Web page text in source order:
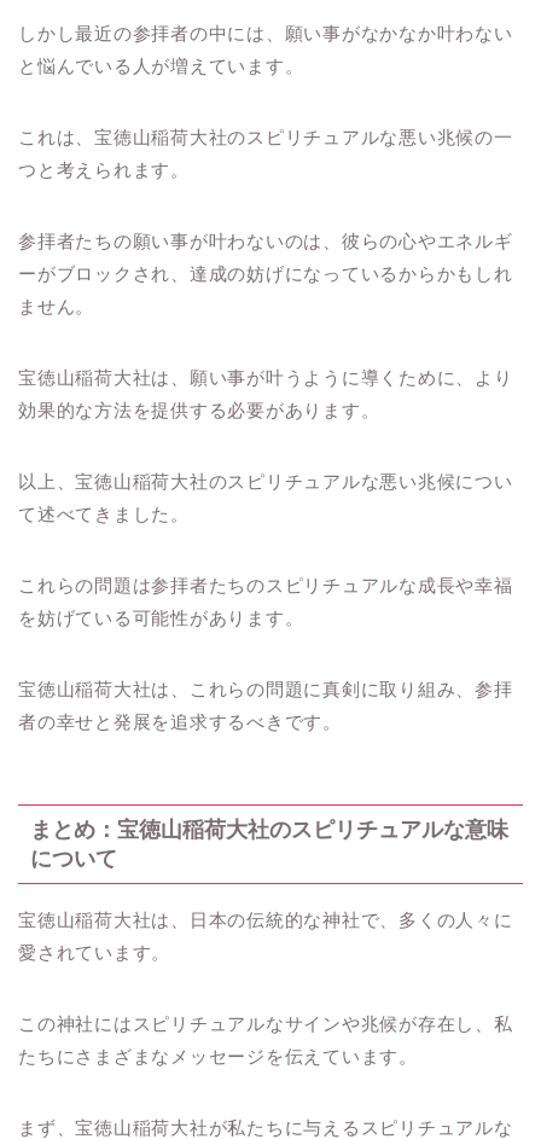
しかし最近の参拝者の中には、願い事がなかなか叶わない
と悩んでいる人が増えています。
これは、宝徳山稲荷大社のスピリチュアルな悪い兆候の一
つと考えられます。
参拝者たちの願い事が叶わないのは、彼らの心やエネルギ
ーがブロックされ、達成の妨げになっているからかもしれ
ません。
宝徳山稲荷大社は、願い事が叶うように導くために、より
効果的な方法を提供する必要があります。
以上、宝徳山稲荷大社のスピリチュアルな悪い兆候につい
て述べてきました。
これらの問題は参拝者たちのスピリチュアルな成長や幸福
を妨げている可能性があります。
宝徳山稲荷大社は、これらの問題に真剣に取り組み、参拝
者の幸せと発展を追求するべきです。
まとめ：宝徳山稲荷大社のスピリチュアルな意味
について
宝徳山稲荷大社は、日本の伝統的な神社で、多くの人々に
愛されています。
この神社にはスピリチュアルなサインや兆候が存在し、私
たちにさまざまなメッセージを伝えています。
まず、宝徳山稲荷大社が私たちに与えるスピリチュアルな